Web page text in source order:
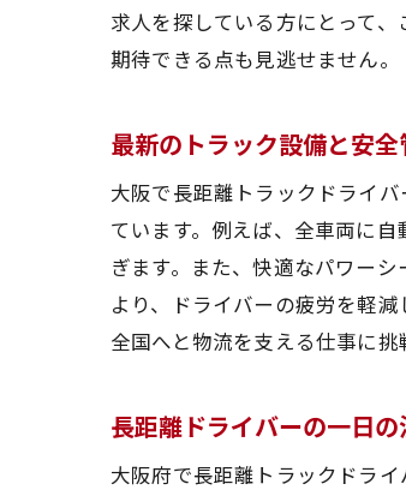
求人を探している方にとって
期待できる点も見逃せません。
最新のトラック設備と安
大阪で長距離トラックドライ
ています。例えば、全車両に
ぎます。また、快適なパワー
より、ドライバーの疲労を軽
全国へと物流を支える仕事に挑
長距離ドライバーの一日
大阪府で長距離トラックドラ